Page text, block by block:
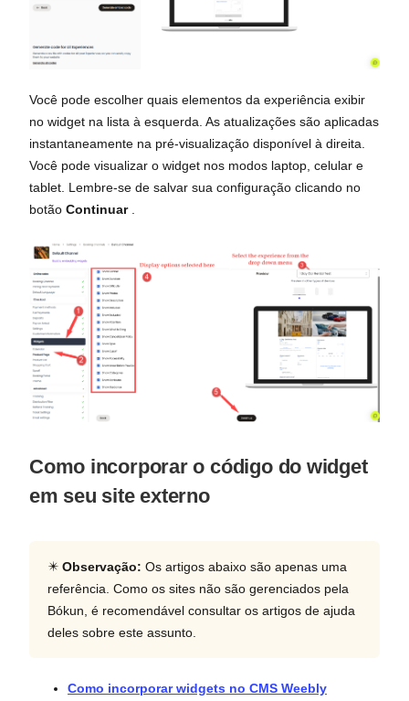
Você pode escolher quais elementos da experiência exibir
no widget na lista à esquerda. As atualizações são aplicadas
instantaneamente na pré-visualização disponível à direita.
Você pode visualizar o widget nos modos laptop, celular e
tablet. Lembre-se de salvar sua configuração clicando no
botão Continuar.
Como incorporar o código do widget
em seu site externo
✴️ Observação: Os artigos abaixo são apenas uma
referência. Como os sites não são gerenciados pela
Bókun, é recomendável consultar os artigos de ajuda
deles sobre este assunto.
Como incorporar widgets no CMS Weebly